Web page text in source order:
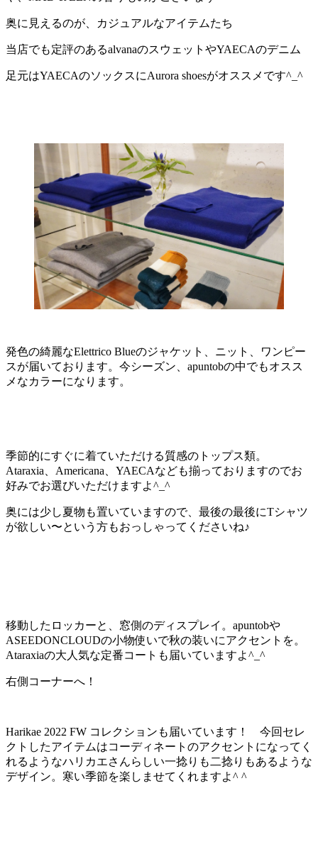
奥に見えるのが、カジュアルなアイテムたち
当店でも定評のあるalvanaのスウェットやYAECAのデニム
足元はYAECAのソックスにAurora shoesがオススメです^_^
発色の綺麗なElettrico Blueのジャケット、ニット、ワンピー
スが届いております。今シーズン、apuntobの中でもオスス
メなカラーになります。
季節的にすぐに着ていただける質感のトップス類。
Ataraxia、Americana、YAECAなども揃っておりますのでお
好みでお選びいただけますよ^_^
奥には少し夏物も置いていますので、最後の最後にTシャツ
が欲しい〜という方もおっしゃってくださいね♪
移動したロッカーと、窓側のディスプレイ。apuntobや
ASEEDONCLOUDの小物使いで秋の装いにアクセントを。
Ataraxiaの大人気な定番コートも届いていますよ^_^
右側コーナーへ！
Harikae 2022 FW コレクションも届いています！ 今回セレ
クトしたアイテムはコーディネートのアクセントになってく
れるようなハリカエさんらしい一捻りも二捻りもあるような
デザイン。寒い季節を楽しませてくれますよ^ ^